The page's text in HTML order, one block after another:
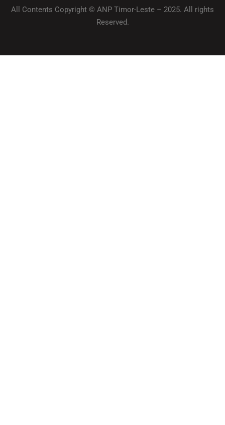
All Contents Copyright © ANP Timor-Leste – 2025. All rights
Reserved.